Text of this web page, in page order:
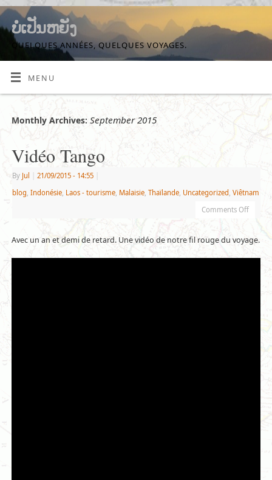
ບໍ່ເປັນຫຍັງ
QUELQUES ANNÉES, QUELQUES VOYAGES.
MENU
Monthly Archives: September 2015
Vidéo Tango
By Jul 21/09/2015 - 14:55
blog Indonésie, Laos - tourisme, Malaisie, Thaïlande, Uncategorized Viêtnam
Comments Off
Avec un an et demi de retard. Une vidéo de notre fil rouge du voyage.